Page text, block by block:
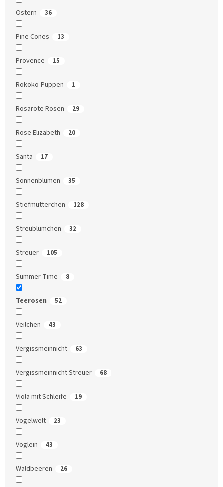
Ostern 36
Pine Cones 13
Provence 15
Rokoko-Puppen 1
Rosarote Rosen 29
Rose Elizabeth 20
Santa 17
Sonnenblumen 35
Stiefmütterchen 128
Streublümchen 32
Streuer 105
Summer Time 8
Teerosen 52
Veilchen 43
Vergissmeinnicht 63
Vergissmeinnicht Streuer 68
Viola mit Schleife 19
Vogelwelt 23
Vöglein 43
Waldbeeren 26